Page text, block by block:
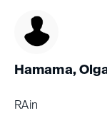
Hamama,
RAin